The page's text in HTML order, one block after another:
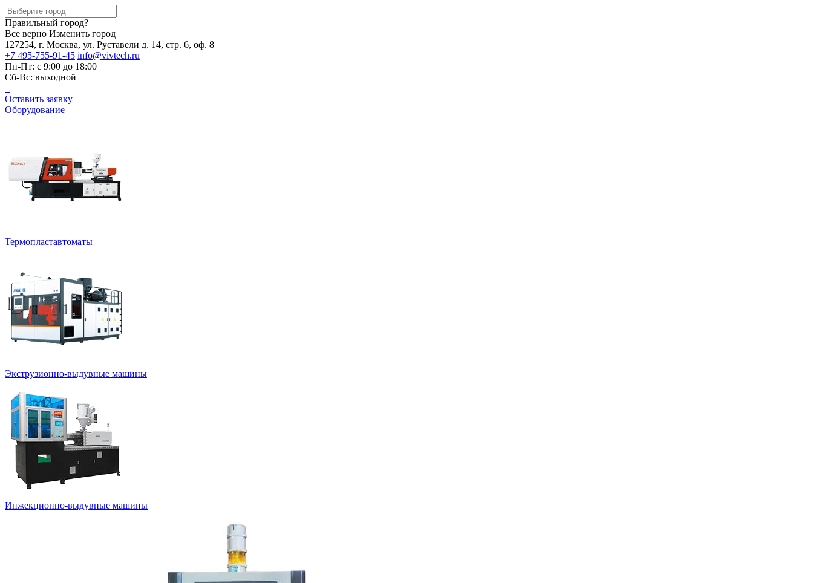
Правильный город?
Все верно Изменить город
127254, г. Москва, ул. Руставели д. 14, стр. 6, оф. 8
+7 495-755-91-45 info@vivtech.ru
Пн-Пт: с 9:00 до 18:00
Сб-Вс: выходной
Оставить заявку
Оборудование
Термопластавтоматы
Экструзионно-выдувные машины
Инжекционно-выдувные машины